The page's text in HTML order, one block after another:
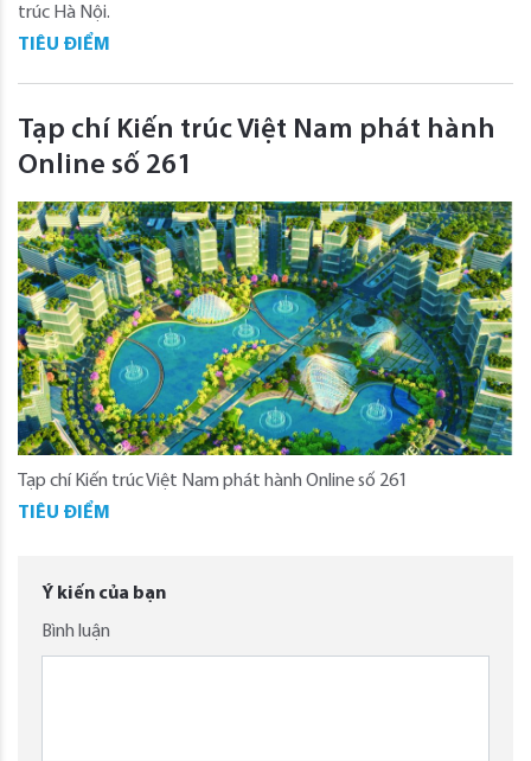
trúc Hà Nội.
TIÊU ĐIỂM
Tạp chí Kiến trúc Việt Nam phát hành
Online số 261
Tạp chí Kiến trúc Việt Nam phát hành Online số 261
TIÊU ĐIỂM
Ý kiến của bạn
Bình luận